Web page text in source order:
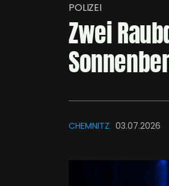
POLIZEI
Zwei
CHEMNITZ 03.07.2026